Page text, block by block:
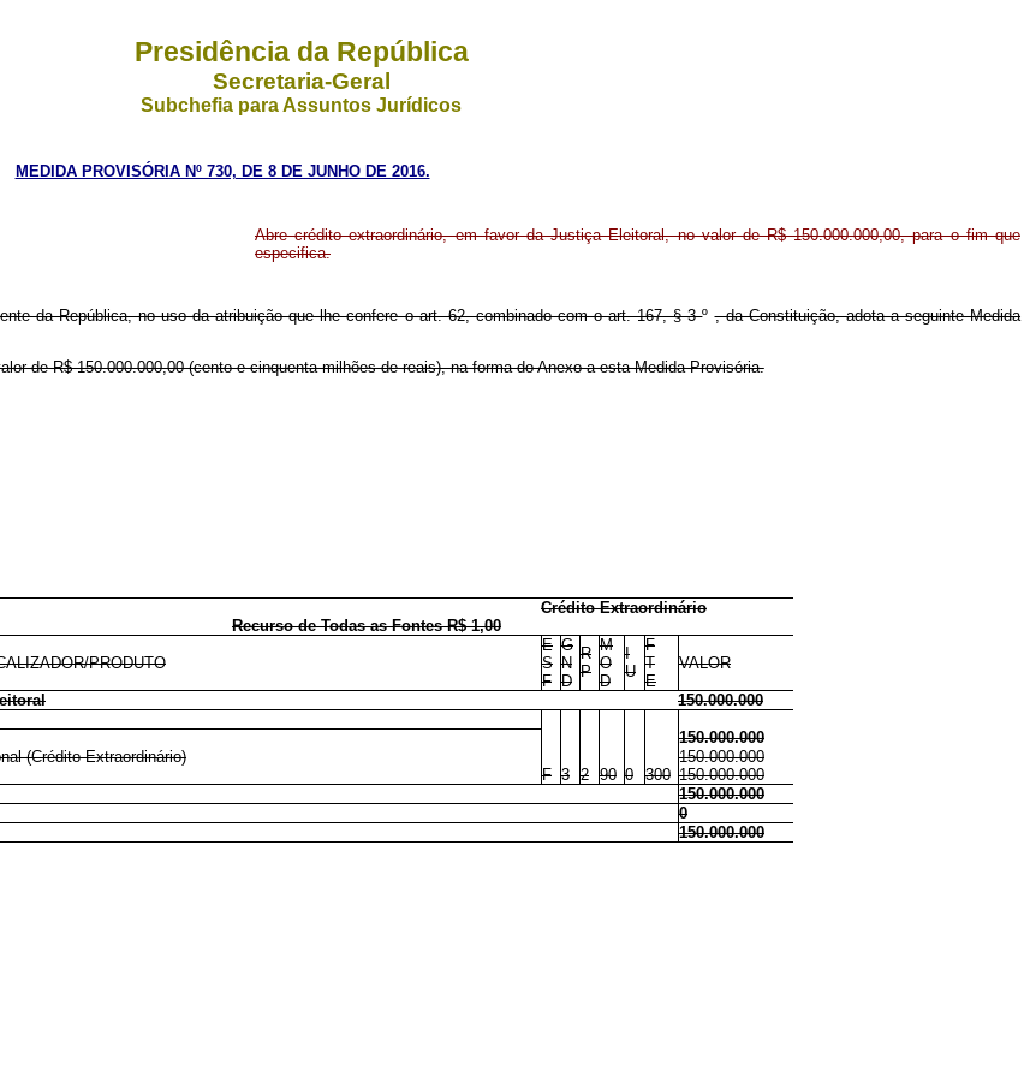
Presidência da República
Secretaria-Geral
Subchefia para Assuntos Jurídicos
MEDIDA PROVISÓRIA Nº 730, DE 8 DE JUNHO DE 2016.
Abre crédito extraordinário, em favor da Justiça Eleitoral, no valor de R$ 150.000.000,00, para o fim que
especifica.
da República, no uso da atribuição que lhe confere o art. 62, combinado com o art. 167, § 3º, da Constituição, adota a seguinte Medida
de R$ 150.000.000,00 (cento e cinquenta milhões de reais), na forma do Anexo a esta Medida Provisória.
Crédito Extraordinário
Recurso de Todas as Fontes R$ 1,00
PRODUTO
E
S
F
G
N
D
R
P
M
O
D
I
U
F
T
E
VALOR
150.000.000
150.000.000
(Crédito Extraordinário)
150.000.000
F 3 2 90 0 300 150.000.000
150.000.000
0
150.000.000